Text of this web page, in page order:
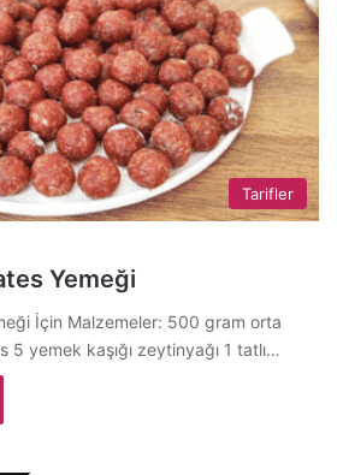
Tarifler
Yemeği
İçin Malzemeler: 500 gram orta
5 yemek kaşığı zeytinyağı 1 tatlı…